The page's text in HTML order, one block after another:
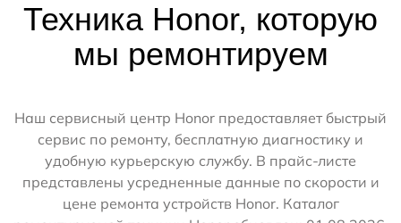
Техника Honor, которую
мы ремонтируем
Наш сервисный центр Honor предоставляет быстрый
сервис по ремонту, бесплатную диагностику и
удобную курьерскую службу. В прайс-листе
представлены усредненные данные по скорости и
цене ремонта устройств Honor. Каталог